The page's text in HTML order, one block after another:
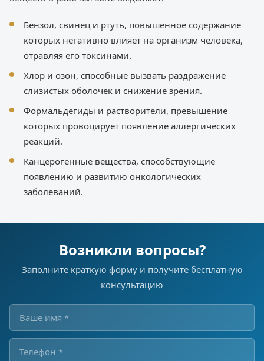
Бензол, свинец и ртуть, повышенное содержание
которых негативно влияет на организм человека,
отравляя его токсинами.
Хлор и озон, способные вызвать раздражение
слизистых оболочек и снижение зрения.
Формальдегиды и растворители, превышение
которых провоцирует появление аллергических
реакций.
Канцерогенные вещества, способствующие
появлению и развитию онкологических
заболеваний.
Возникли вопросы?
Заполните краткую форму и получите бесплатную
консультацию